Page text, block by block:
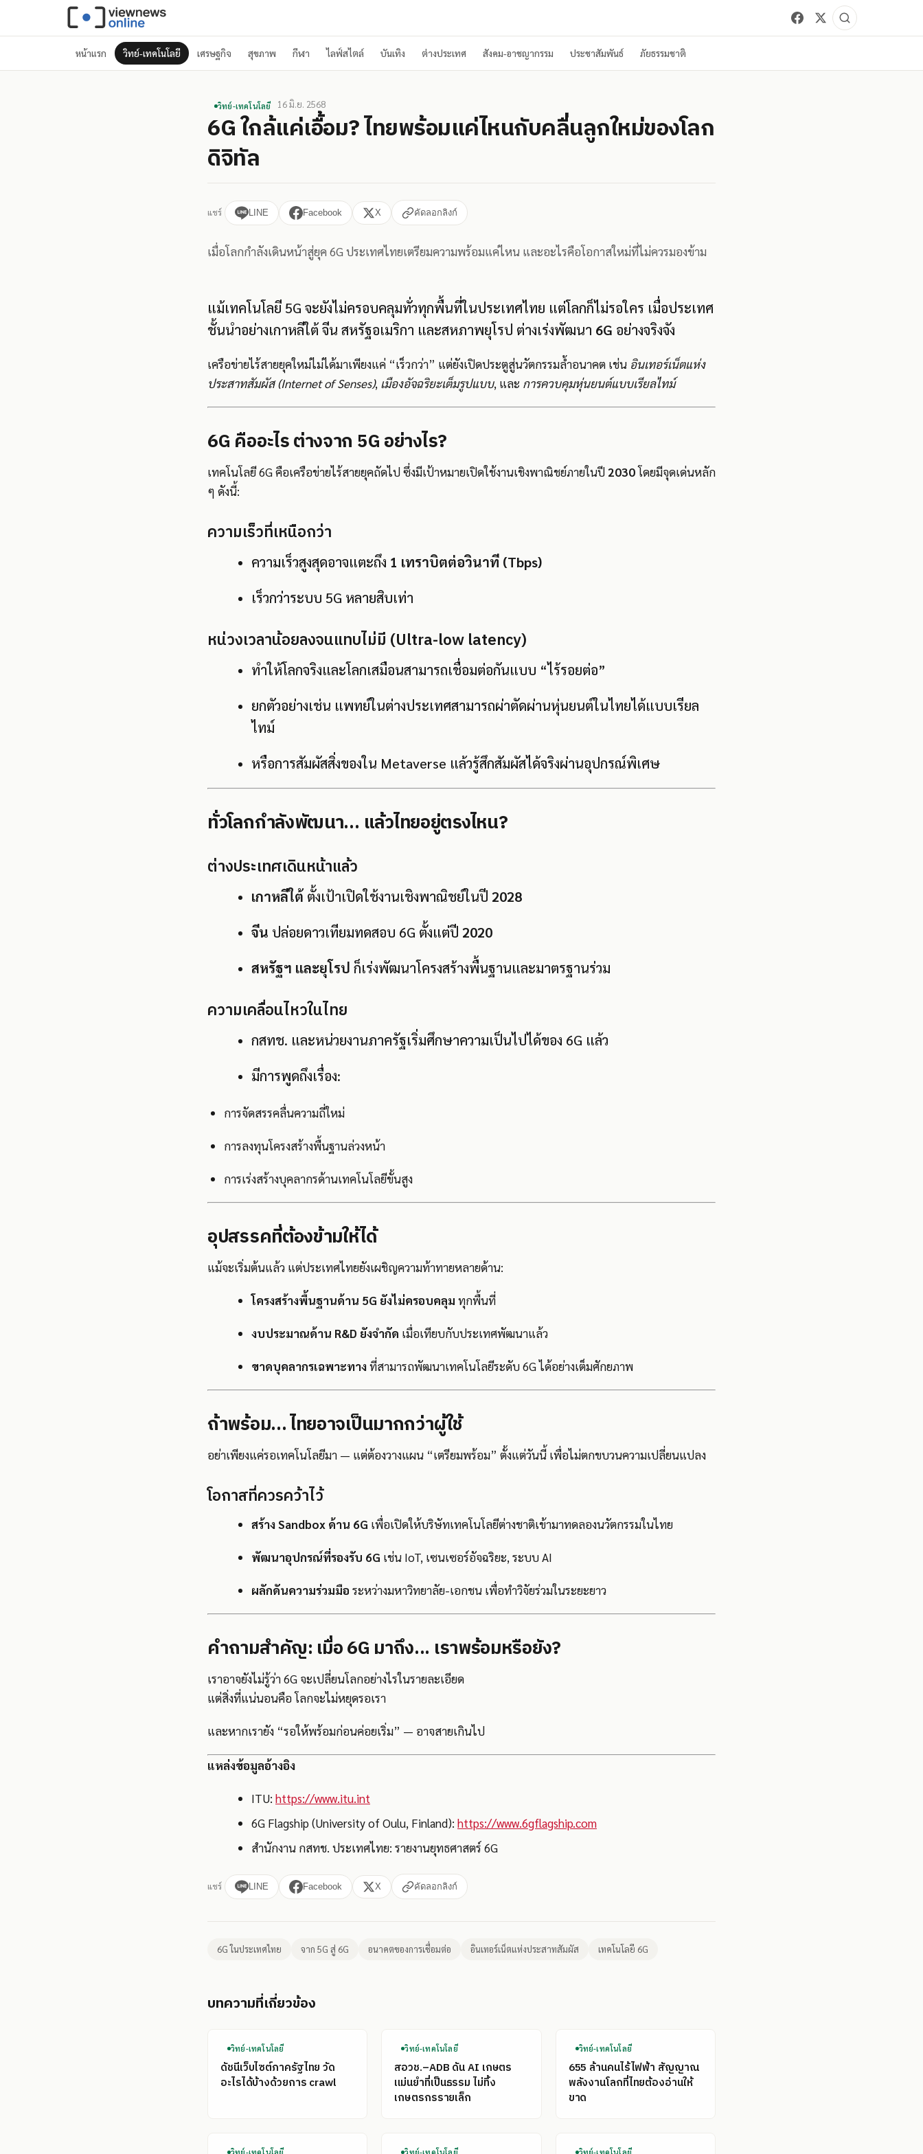
หน้าแรก วิทย์-เทคโนโลยี เศรษฐกิจ สุขภาพ กีฬา ไลฟ์สไตล์ บันเทิง ต่างประเทศ สังคม-อาชญากรรม ประชาสัมพันธ์ ภัยธรรมชาติ
วิทย์-เทคโนโลยี 16 มิ.ย. 2568
6G ใกล้แค่เอื้อม? ไทยพร้อมแค่ไหนกับคลื่นลูกใหม่ของโลก
ดิจิทัล
แชร์ LINE Facebook X คัดลอกลิงก์
เมื่อโลกกำลังเดินหน้าสู่ยุค 6G ประเทศไทยเตรียมความพร้อมแค่ไหน และอะไรคือโอกาสใหม่ที่ไม่ควรมองข้าม
แม้เทคโนโลยี 5G จะยังไม่ครอบคลุมทั่วทุกพื้นที่ในประเทศไทย แต่โลกก็ไม่รอใคร เมื่อประเทศ
ชั้นนำอย่างเกาหลีใต้ จีน สหรัฐอเมริกา และสหภาพยุโรป ต่างเร่งพัฒนา 6G อย่างจริงจัง
เครือข่ายไร้สายยุคใหม่ไม่ได้มาเพียงแค่ “เร็วกว่า” แต่ยังเปิดประตูสู่นวัตกรรมล้ำอนาคต เช่น อินเทอร์เน็ตแห่ง
ประสาทสัมผัส (Internet of Senses), เมืองอัจฉริยะเต็มรูปแบบ, และ การควบคุมหุ่นยนต์แบบเรียลไทม์
6G คืออะไร ต่างจาก 5G อย่างไร?
เทคโนโลยี 6G คือเครือข่ายไร้สายยุคถัดไป ซึ่งมีเป้าหมายเปิดใช้งานเชิงพาณิชย์ภายในปี2030โดยมีจุดเด่นหลัก
ๆ ดังนี้:
ความเร็วที่เหนือกว่า
ความเร็วสูงสุดอาจแตะถึง 1 เทราบิตต่อวินาที (Tbps)
เร็วกว่าระบบ 5G หลายสิบเท่า
หน่วงเวลาน้อยลงจนแทบไม่มี (Ultra-low latency)
ทำให้โลกจริงและโลกเสมือนสามารถเชื่อมต่อกันแบบ “ไร้รอยต่อ”
ยกตัวอย่างเช่น แพทย์ในต่างประเทศสามารถผ่าตัดผ่านหุ่นยนต์ในไทยได้แบบเรียล
ไทม์
หรือการสัมผัสสิ่งของใน Metaverse แล้วรู้สึกสัมผัสได้จริงผ่านอุปกรณ์พิเศษ
ทั่วโลกกำลังพัฒนา… แล้วไทยอยู่ตรงไหน?
ต่างประเทศเดินหน้าแล้ว
เกาหลีใต้ ตั้งเป้าเปิดใช้งานเชิงพาณิชย์ในปี 2028
จีน ปล่อยดาวเทียมทดสอบ 6G ตั้งแต่ปี 2020
สหรัฐฯ และยุโรป ก็เร่งพัฒนาโครงสร้างพื้นฐานและมาตรฐานร่วม
ความเคลื่อนไหวในไทย
กสทช. และหน่วยงานภาครัฐเริ่มศึกษาความเป็นไปได้ของ 6G แล้ว
มีการพูดถึงเรื่อง:
การจัดสรรคลื่นความถี่ใหม่
การลงทุนโครงสร้างพื้นฐานล่วงหน้า
การเร่งสร้างบุคลากรด้านเทคโนโลยีขั้นสูง
อุปสรรคที่ต้องข้ามให้ได้
แม้จะเริ่มต้นแล้ว แต่ประเทศไทยยังเผชิญความท้าทายหลายด้าน:
โครงสร้างพื้นฐานด้าน 5G ยังไม่ครอบคลุม ทุกพื้นที่
งบประมาณด้าน R&D ยังจำกัด เมื่อเทียบกับประเทศพัฒนาแล้ว
ขาดบุคลากรเฉพาะทางที่สามารถพัฒนาเทคโนโลยีระดับ 6G ได้อย่างเต็มศักยภาพ
ถ้าพร้อม... ไทยอาจเป็นมากกว่าผู้ใช้
อย่าเพียงแค่รอเทคโนโลยีมา — แต่ต้องวางแผน “เตรียมพร้อม” ตั้งแต่วันนี้ เพื่อไม่ตกขบวนความเปลี่ยนแปลง
โอกาสที่ควรคว้าไว้
สร้าง Sandbox ด้าน 6G เพื่อเปิดให้บริษัทเทคโนโลยีต่างชาติเข้ามาทดลองนวัตกรรมในไทย
พัฒนาอุปกรณ์ที่รองรับ 6G เช่น IoT, เซนเซอร์อัจฉริยะ, ระบบ AI
ผลักดันความร่วมมือ ระหว่างมหาวิทยาลัย-เอกชน เพื่อทำวิจัยร่วมในระยะยาว
คำถามสำคัญ: เมื่อ 6G มาถึง... เราพร้อมหรือยัง?
เราอาจยังไม่รู้ว่า 6G จะเปลี่ยนโลกอย่างไรในรายละเอียด
แต่สิ่งที่แน่นอนคือ โลกจะไม่หยุดรอเรา
และหากเรายัง “รอให้พร้อมก่อนค่อยเริ่ม” — อาจสายเกินไป
แหล่งข้อมูลอ้างอิง
ITU: https://www.itu.int
6G Flagship (University of Oulu, Finland): https://www.6gflagship.com
สำนักงาน กสทช. ประเทศไทย: รายงานยุทธศาสตร์ 6G
แชร์ LINE Facebook X คัดลอกลิงก์
6G ในประเทศไทย จาก 5G สู่ 6G อนาคตของการเชื่อมต่อ อินเทอร์เน็ตแห่งประสาทสัมผัส เทคโนโลยี 6G
บทความที่เกี่ยวข้อง
วิทย์-เทคโนโลยี
ดัชนีเว็บไซต์ภาครัฐไทย วัด
อะไรได้บ้างด้วยการ crawl
วิทย์-เทคโนโลยี
สอวช.–ADB ดัน AI เกษตร
แม่นยำที่เป็นธรรม ไม่ทิ้ง
เกษตรกรรายเล็ก
วิทย์-เทคโนโลยี
655 ล้านคนไร้ไฟฟ้า สัญญาณ
พลังงานโลกที่ไทยต้องอ่านให้
ขาด